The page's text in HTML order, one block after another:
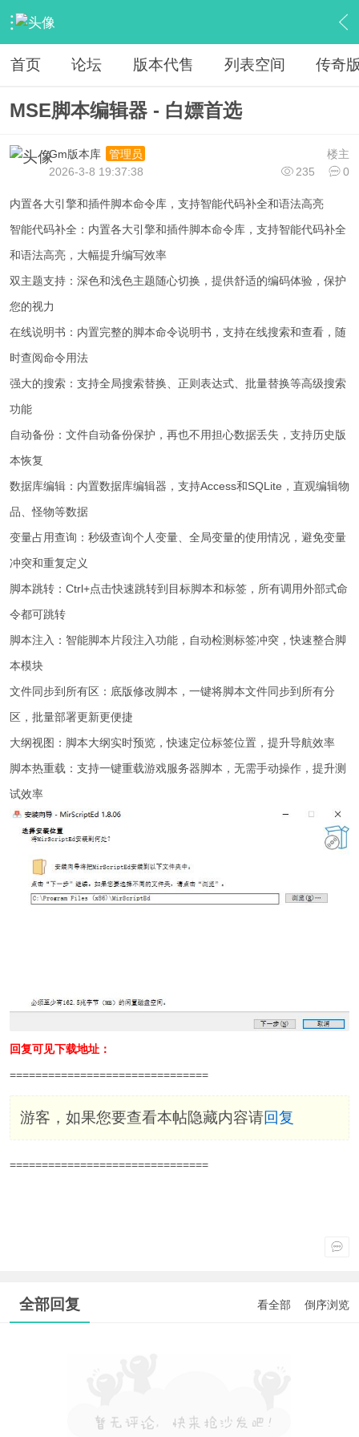
› 传奇私服专区 › 传奇私服工具 › 内容
首页 论坛 版本代售 列表空间 传奇
MSE脚本编辑器 - 白嫖首选
楼主
Gm版本库
管理员
235
0
2026-3-8 19:37:38
内置各大引擎和插件脚本命令库，支持智能代码补全和语法高亮
智能代码补全：内置各大引擎和插件脚本命令库，支持智能代码补全
和语法高亮，大幅提升编写效率
双主题支持：深色和浅色主题随心切换，提供舒适的编码体验，保护
您的视力
在线说明书：内置完整的脚本命令说明书，支持在线搜索和查看，随
时查阅命令用法
强大的搜索：支持全局搜索替换、正则表达式、批量替换等高级搜索
功能
自动备份：文件自动备份保护，再也不用担心数据丢失，支持历史版
本恢复
数据库编辑：内置数据库编辑器，支持Access和SQLite，直观编辑物
品、怪物等数据
变量占用查询：秒级查询个人变量、全局变量的使用情况，避免变量
冲突和重复定义
脚本跳转：Ctrl+点击快速跳转到目标脚本和标签，所有调用外部式命
令都可跳转
脚本注入：智能脚本片段注入功能，自动检测标签冲突，快速整合脚
本模块
文件同步到所有区：底版修改脚本，一键将脚本文件同步到所有分
区，批量部署更新更便捷
大纲视图：脚本大纲实时预览，快速定位标签位置，提升导航效率
脚本热重载：支持一键重载游戏服务器脚本，无需手动操作，提升测
试效率
回复可见下载地址：
===============================
游客，如果您要查看本帖隐藏内容请回复
===============================
全部回复 看全部 倒序浏览